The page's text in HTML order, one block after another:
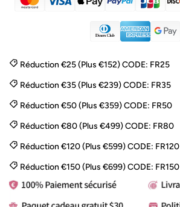
Réduction €25 (Plus €152)CODE: FR25
Réduction €35 (Plus €239)CODE: FR35
Réduction €50 (Plus €359)CODE: FR50
Réduction €80 (Plus €499)CODE: FR80
Réduction €120 (Plus €599)CODE: FR120
Réduction €150 (Plus €699)CODE: FR150